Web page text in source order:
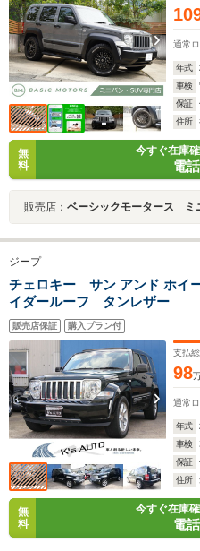
通常
年式
車検
保証
住所
無
料
今すぐ在庫
電
販売店： ベーシックモータース ミニバン
ジープ
チェロキー サン アンド ホ
イダールーフ タンレザー
販売店保証 購入プラン付
支払
98
通常
年式
車検
保証
住所
無
料
今すぐ在庫
電